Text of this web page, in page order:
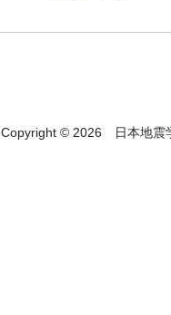
Copyright © 2026 日本地震